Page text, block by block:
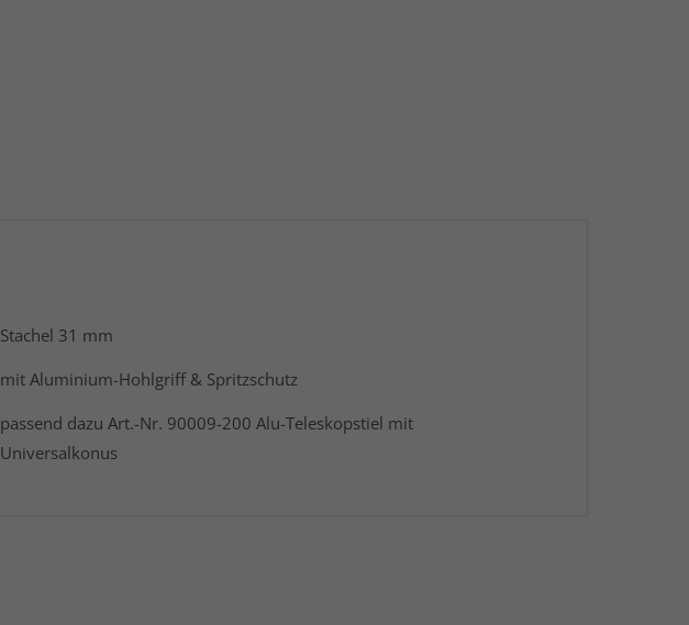
Stachel 31 mm
mit Aluminium-Hohlgriff & Spritzschutz
passend dazu Art.-Nr. 90009-200 Alu-Teleskopstiel mit
Universalkonus